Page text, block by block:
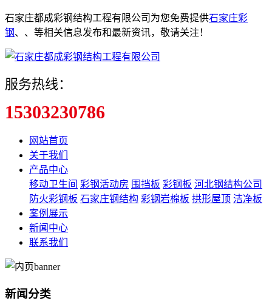
石家庄都成彩钢结构工程有限公司为您免费提供石家庄彩
钢、 、 等相关信息发布和最新资讯，敬请关注！
服务热线：
15303230786
网站首页
关于我们
产品中心
移动卫生间 彩钢活动房 围挡板 彩钢板 河北钢结构公司
防火彩钢板 石家庄钢结构 彩钢岩棉板 拱形屋顶 洁净板
案例展示
新闻中心
联系我们
新闻分类